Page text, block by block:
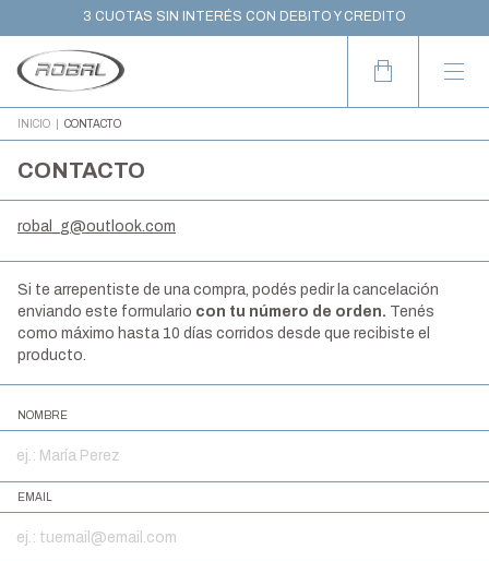
3 CUOTAS SIN INTERÉS CON DEBITO Y CREDITO
INICIO CONTACTO
CONTACTO
robal_g@outlook.com
Si te arrepentiste de una compra, podés pedir la cancelación
enviando este formulario con tu número de orden. Tenés
como máximo hasta 10 días corridos desde que recibiste el
producto.
NOMBRE
EMAIL